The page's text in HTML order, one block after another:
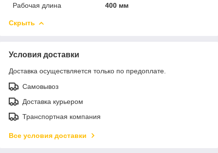
Рабочая длина
400 мм
Скрыть
Условия доставки
Доставка осуществляется только по предоплате.
Самовывоз
Доставка курьером
Транспортная компания
Все условия доставки